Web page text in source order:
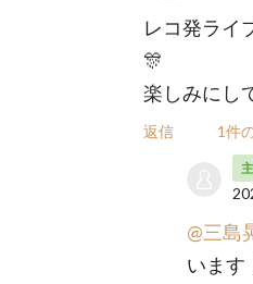
レコ発ライ
🎊
楽しみにし
返信 1件
@三島
います